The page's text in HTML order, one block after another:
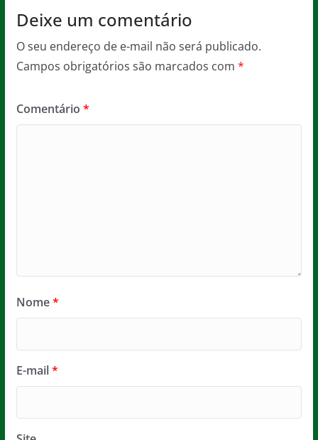
Deixe um comentário
O seu endereço de e-mail não será publicado.
Campos obrigatórios são marcados com *
Comentário *
Nome*
E-mail*